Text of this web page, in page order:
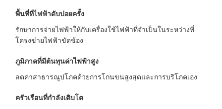
พื้นที่ที่ไฟฟ้าดับบ่อยครั้ง
รักษาการจ่ายไฟฟ้าให้กับเครื่องใช้ไฟฟ้าที่จำเป็นในระหว่างที่
โครงข่ายไฟฟ้าขัดข้อง
ภูมิภาคที่มีต้นทุนค่าไฟฟ้าสูง
ลดค่าสาธารณูปโภคด้วยการโกนขนสูงสุดและการบริโภคเอง
ครัวเรือนที่กำลังเติบโต